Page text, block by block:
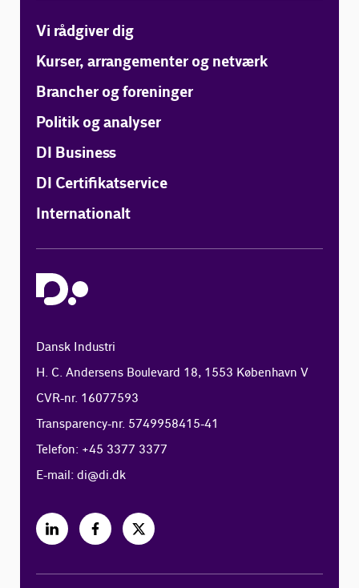
Vi rådgiver dig
Kurser, arrangementer og netværk
Brancher og foreninger
Politik og analyser
DI Business
DI Certifikatservice
Internationalt
Dansk Industri
H. C. Andersens Boulevard 18, 1553 København V
CVR-nr. 16077593
Transparency-nr. 5749958415-41
Telefon: +45 3377 3377
E-mail:di@di.dk